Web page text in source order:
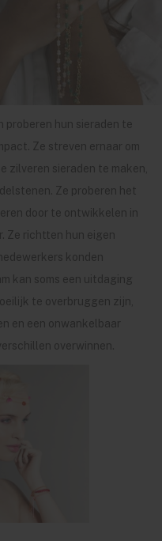
proberen hun sieraden te
Ze streven ernaar om
zilveren sieraden te maken,
Ze proberen het
door te ontwikkelen in
Ze richtten hun eigen
konden
kan soms een uitdaging
te overbruggen zijn,
en een onwankelbaar
overwinnen.